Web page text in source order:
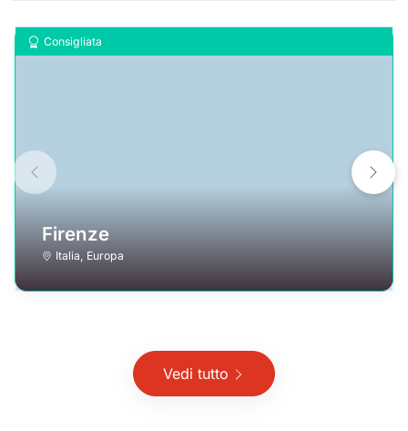
Consigliata
Firenze
Italia Europa
Vedi tutto